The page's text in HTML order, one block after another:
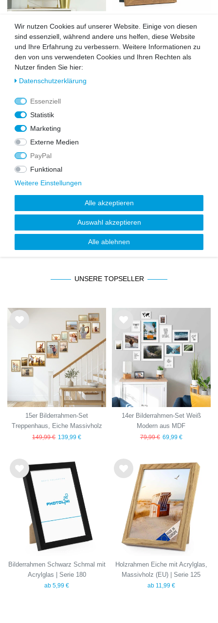
Strandhaus Eiche-Optik
Massivholz 10x10 bis 15x20 cm
54,99 €
Strandhaus Rustikal Eiche-Optik
Natur Massivholz
21,99 €
DAZU PASSEND
Wu
nsc
e
Wandregal Bilderleiste Eiche 70
cm, 2er Set Schweberegal Holz
UNSERE TOPSELLER
15er Bilderrahmen-Set
Treppenhaus, Eiche Massivholz
(EU)
149,99 € 139,99 €
nsc
hlist
14er Bilderrahmen-Set Weiß
Modern aus MDF
79,99 € 69,99 €
Wu
nsc
Bilderrahmen Schwarz Schmal mit
Acrylglas | Serie 180
ab 5,99 €
Wu
Holzrahmen Eiche mit Acrylglas,
Massivholz (EU) | Serie 125
ab 11,99 €
Wir nutzen Cookies auf unserer Website. Einige von diesen
sind essenziell, während andere uns helfen, diese Website
und Ihre Erfahrung zu verbessern. Weitere Informationen zu
den von uns verwendeten Cookies und Ihren Rechten als
Nutzer finden Sie hier:
Daten­schutz­erklärung
Essenziell
Statistik
Marketing
Externe Medien
PayPal
Funktional
Weitere Einstellungen
Alle akzeptieren
Auswahl akzeptieren
Alle ablehnen